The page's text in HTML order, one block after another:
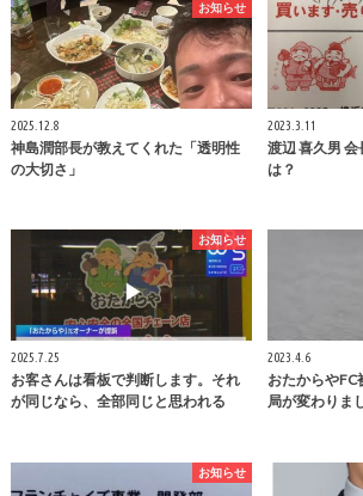
お知らせ
2025.12.8
神島潤部長が教えてくれた「透明性
の大切さ」
2023.3.11
渡辺 喜久男
は？
お知らせ
2025.7.25
お客さんは看板で判断します。それ
が同じなら、全部同じと思われる
2023.4.6
おたからや
局が変わりま
お知らせ